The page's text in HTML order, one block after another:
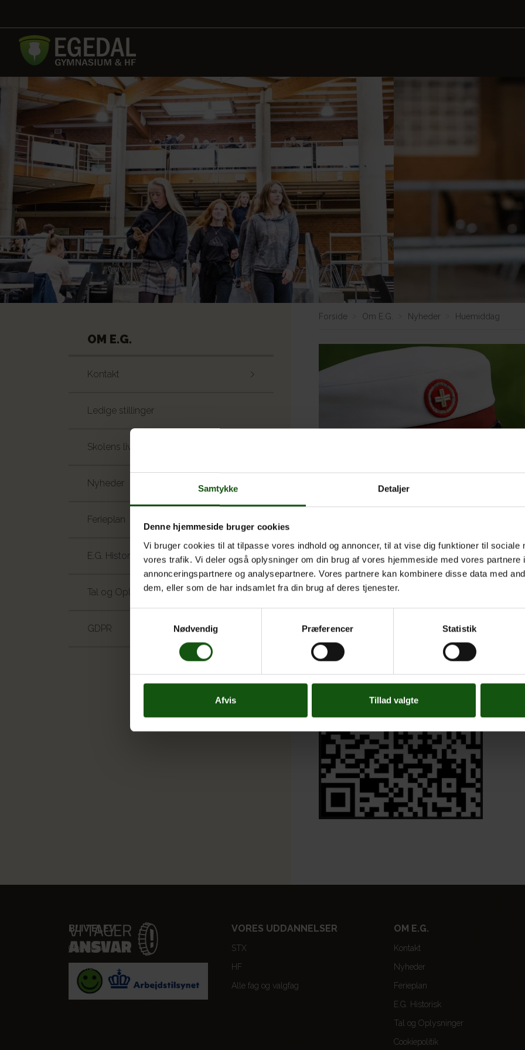
Samtykke Detaljer
Denne hjemmeside bruger cookies
Vi bruger cookies til at tilpasse vores indhold og annoncer, til at vise dig funktioner til sociale
vores trafik. Vi deler også oplysninger om din brug af vores hjemmeside med vores partnere
annonceringspartnere og analysepartnere. Vores partnere kan kombinere disse data med
dem, eller som de har indsamlet fra din brug af deres tjenester.
Nødvendig
Præferencer Statistik
Afvis Tillad valgte
OM E.G.
Kontakt
Ledige stillinger
Skolens liv
Nyheder
Ferieplan
E.G. Historisk
Tal og Oplysninger
GDPR
Forside Om E.G. Nyheder Huemiddag
Billetter til
Eller skan koden nedenunder:
BLIV ELEV
Optagelse
Til forældre
VORES UDDANNELSER
STX
HF
Alle fag og valgfag
OM E.G.
Kontakt
Nyheder
Ferieplan
E.G. Historisk
Tal og Oplysninger
Cookiepolitik